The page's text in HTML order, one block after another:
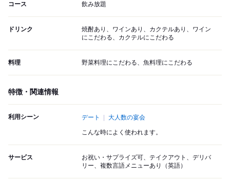
コース 飲み放題
ドリンク
焼酎あり、ワインあり、カクテルあり、ワイン
にこだわる、カクテルにこだわる
料理 野菜料理にこだわる、魚料理にこだわる
特徴・関連情報
利用シーン デート 大人数の宴会
こんな時によく使われます。
サービス
お祝い・サプライズ可、テイクアウト、デリバ
リー、複数言語メニューあり（英語）